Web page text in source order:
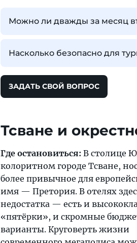
Можно ли дважды за месяц
Насколько безопасно для
ЗАДАТЬ СВОЙ ВОПРОС
Тсване и
Где остановиться: В столице
колоритном городе Тсване,
более привычное для
имя — Претория. В отелях
недостатка — есть и
«пятёрки», и скромные
варианты. Круговерть жизни